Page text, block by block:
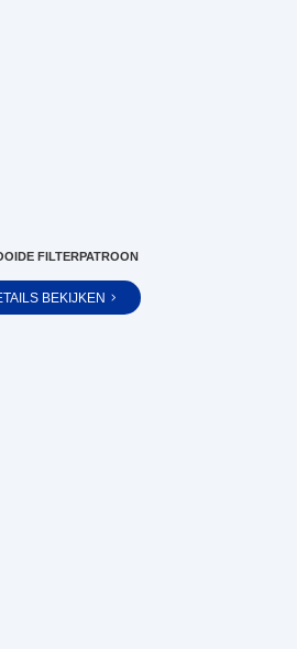
FILTERPATROON
BEKIJKEN